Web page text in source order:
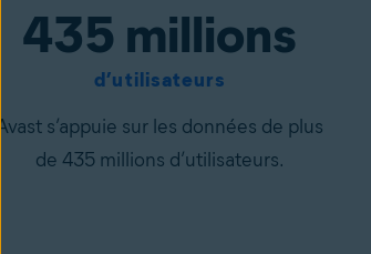
435 millions
d’utilisateurs
s’appuie sur les données de plus
de 435 millions d’utilisateurs.